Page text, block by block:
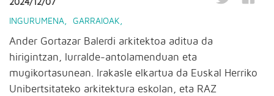
2024/12/07
INGURUMENA GARRAIOAK
Ander Gortazar Balerdi arkitektoa aditua da
hirigintzan, lurralde-antolamenduan eta
mugikortasunean. Irakasle elkartua da Euskal Herriko
Unibertsitateko arkitektura eskolan, eta RAZ